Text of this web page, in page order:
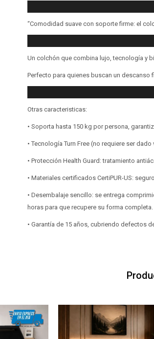
“Comodidad suave con soporte firme: el
Un colchón que combina lujo, tecnología y
Perfecto para quienes buscan un descanso
Otras caracteristicas:
• Soporta hasta 150 kg por persona,
• Tecnología Turn Free (no requiere ser
• Protección Health Guard: tratamiento
• Materiales certificados CertiPUR-US:
• Desembalaje sencillo: se entrega
horas para que recupere su forma completa.
• Garantía de 15 años, cubriendo defectos